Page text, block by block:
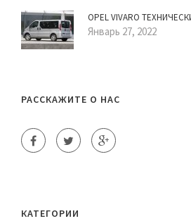
OPEL VIVARO
Январь 27, 2022
РАССКАЖИТЕ О НАС
КАТЕГОРИИ